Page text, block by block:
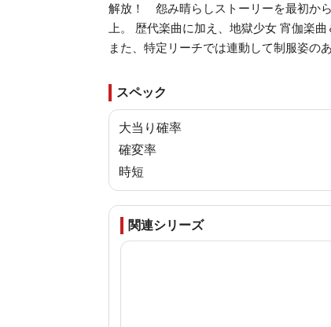
解放！ 怨み晴らしストーリーを最初か
上。 歴代楽曲に加え、地獄少女 宵伽楽
また、特定リーチでは連動して制服姿の
スペック
大当り確率
確変率
時短
関連シリーズ